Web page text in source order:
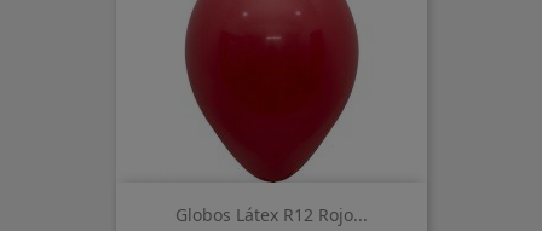
Globos Látex R12 Rojo...